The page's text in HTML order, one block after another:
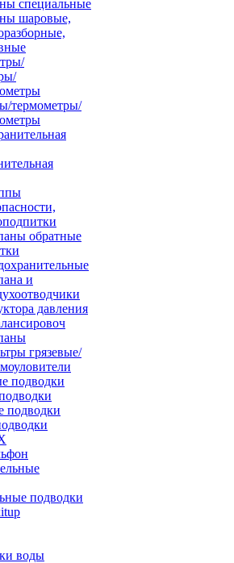
специальные
шаровые,
термометры/
обратные
и
давления
грязевые/
подводки